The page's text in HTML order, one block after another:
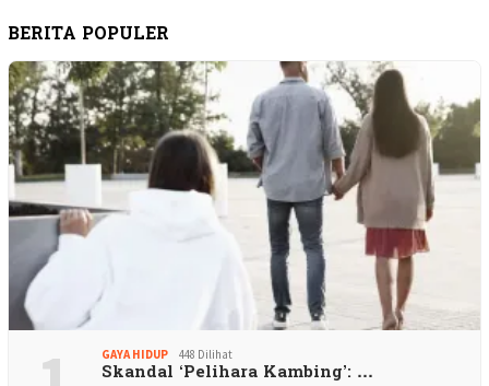
BERITA POPULER
GAYA HIDUP 448 Dilihat
Skandal ‘Pelihara Kambing’: …